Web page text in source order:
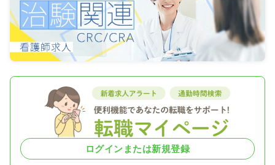
ログインまたは新規登録